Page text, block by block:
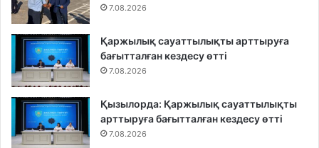
7.08.2026
Қаржылық сауаттылықты арттыруға
бағытталған кездесу өтті
7.08.2026
Қызылорда: Қаржылық сауаттылықты
арттыруға бағытталған кездесу өтті
7.08.2026